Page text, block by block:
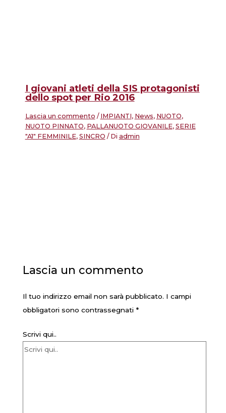
I giovani atleti della SIS protagonisti
dello spot per Rio 2016
Lascia un commento / IMPIANTI, News, NUOTO,
NUOTO PINNATO, PALLANUOTO GIOVANILE, SERIE
"A1" FEMMINILE, SINCRO / Di admin
Lascia un commento
Il tuo indirizzo email non sarà pubblicato. I campi
obbligatori sono contrassegnati *
Scrivi qui..